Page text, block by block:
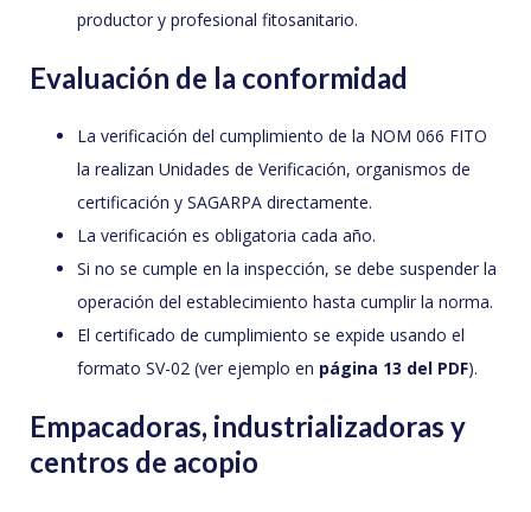
productor y profesional fitosanitario.
Evaluación de la conformidad
La verificación del cumplimiento de la NOM 066 FITO
la realizan Unidades de Verificación, organismos de
certificación y SAGARPA directamente.
La verificación es obligatoria cada año.
Si no se cumple en la inspección, se debe suspender la
operación del establecimiento hasta cumplir la norma.
El certificado de cumplimiento se expide usando el
formato SV-02 (ver ejemplo en página 13 del PDF).
Empacadoras, industrializadoras y
centros de acopio